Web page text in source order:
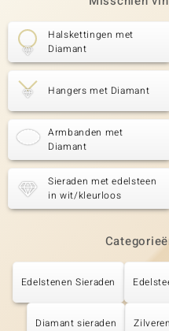
Halskettingen met
Diamant
Hangers met Diamant
Armbanden met
Diamant
Sieraden met edelsteen
in wit/kleurloos
Edelstenen Sieraden
Diamant sieraden